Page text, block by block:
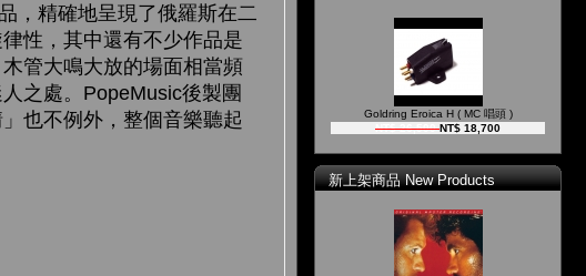
，精確地呈現了俄羅斯在二
性，其中還有不少作品是
管大鳴大放的場面相當頻
之處。PopeMusic後製團
也不例外，整個音樂聽起
Goldring Eroica H ( MC 唱頭 )
NT$ 26,500NT$ 18,700
新上架商品 New Products